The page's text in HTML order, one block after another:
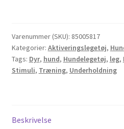
antal
Varenummer (SKU): 85005817
Kategorier: Aktiveringslegetøj,
Tags: Dyr, hund, Hundelegetøj, leg,
Stimuli, Træning, Underholdning
Beskrivelse